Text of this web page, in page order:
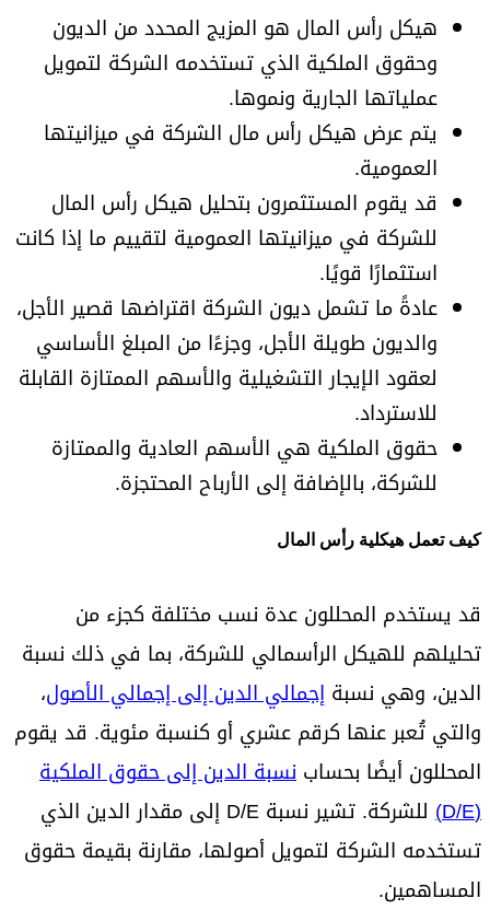
هيكل رأس المال هو المزيج المحدد من الديون
وحقوق الملكية الذي تستخدمه الشركة لتمويل
عملياتها الجارية ونموها.
يتم عرض هيكل رأس مال الشركة في ميزانيتها
العمومية.
قد يقوم المستثمرون بتحليل هيكل رأس المال
للشركة في ميزانيتها العمومية لتقييم ما إذا كانت
استثمارًا قويًا.
عادةً ما تشمل ديون الشركة اقتراضها قصير الأجل،
والديون طويلة الأجل، وجزءًا من المبلغ الأساسي
لعقود الإيجار التشغيلية والأسهم الممتازة القابلة
للاسترداد.
حقوق الملكية هي الأسهم العادية والممتازة
للشركة، بالإضافة إلى الأرباح المحتجزة.
كيف تعمل هيكلية رأس المال
قد يستخدم المحللون عدة نسب مختلفة كجزء من
تحليلهم للهيكل الرأسمالي للشركة، بما في ذلك نسبة
الدين، وهي نسبة إجمالي الدين إلى إجمالي الأصول،
والتي تُعبر عنها كرقم عشري أو كنسبة مئوية. قد يقوم
المحللون أيضًا بحساب نسبة الدين إلى حقوق الملكية
(D/E)
للشركة. تشير نسبة D/E إلى مقدار الدين الذي
تستخدمه الشركة لتمويل أصولها، مقارنة بقيمة حقوق
المساهمين.